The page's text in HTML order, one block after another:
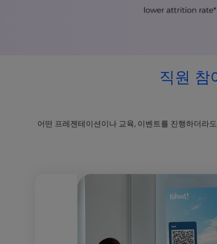
직원
어떤 프레젠테이션이나 교육, 이벤트를 진행하더라